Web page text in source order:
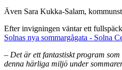
Även Sara Kukka-Salam,
Efter invigningen väntar ett
Solnas nya sommargågata - Solna
– Det är ett fantastiskt program
denna härliga miljö under